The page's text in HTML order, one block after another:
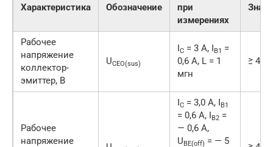
Характеристика Обозначение
при
измерениях
Рабочее
напряжение
коллектор-
эмиттер, В
UCEO(sus)
IC = 3 А, IB1 =
0,6 А, L = 1
мгн
≥ 400
Рабочее
напряжение
IC = 3,0 А, IB1
= 0,6 А, IB2 =
— 0,6 А,
UBE(off) = — 5